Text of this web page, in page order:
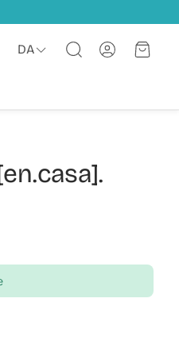
DA
Søg
Konto